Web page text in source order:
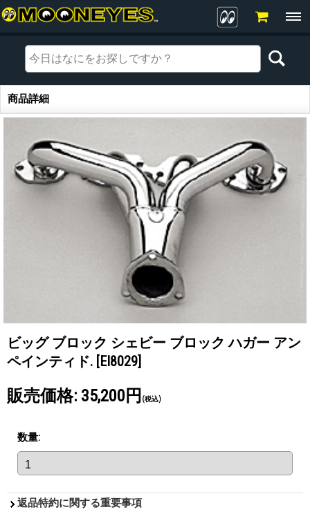
商品詳細
商品詳細
ビッグ ブロック シェビー ブロック ハガー アン
ペインティド. [EI8029]
販売価格: 35,200円 (税込)
数量:
返品特約に関する重要事項